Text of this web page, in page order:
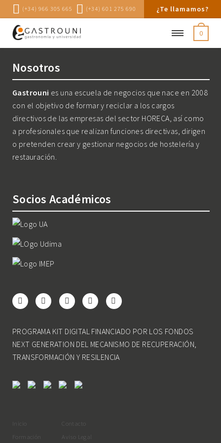
(+34) 966 305 665 (+34) 601 275 690 ¿Te llamamos?
0
Nosotros
Gastrouni es una escuela de negocios que nace en 2008
con el objetivo de formar y reciclar a los cargos
directivos de las empresas del sector HORECA, así como
a profesionales que realizan funciones directivas, dirigen
o pretenden crear y gestionar negocios de hostelería y
restauración.
Socios Académicos
PROGRAMA KIT DIGITAL FINANCIADO POR LOS FONDOS
NEXT GENERATION DEL MECANISMO DE RECUPERACIÓN,
TRANSFORMACIÓN Y RESILENCIA
Inicio
Formación
Contacto
Aviso Legal